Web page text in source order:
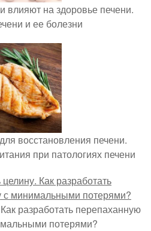
влияют на здоровье печени.
и ее болезни
восстановления печени.
при патологиях печени
разработать перепаханную
потерями?